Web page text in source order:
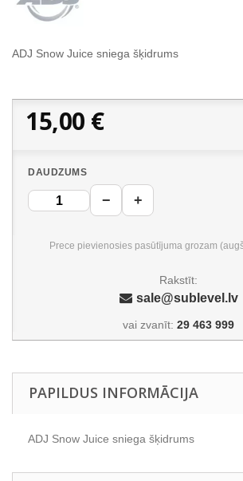
ADJ Snow Juice sniega šķidrums
15,00 €
DAUDZUMS
− +
Prece pievienosies pasūtījuma grozam
Rakstīt:
sale@sublevel.lv
vai zvanīt: 29 463 999
PAPILDUS INFORMĀCIJA
ADJ Snow Juice sniega šķidrums